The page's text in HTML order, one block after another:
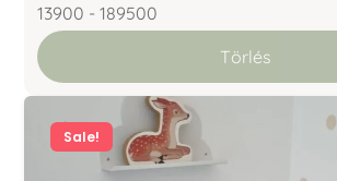
13900 - 189500
Törlés
Sale!